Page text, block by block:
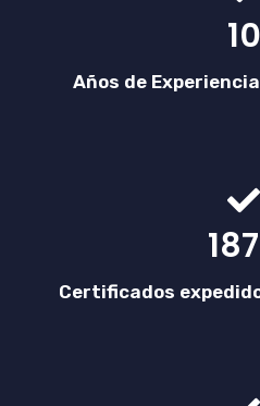
10
Años de
Certificados